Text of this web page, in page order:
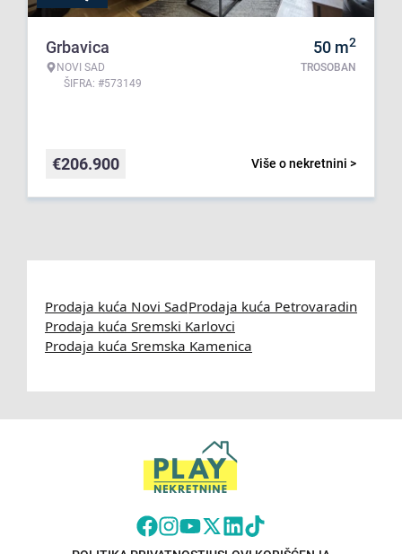
Grbavica
NOVI SAD
ŠIFRA: #573149
50 m2
TROSOBAN
Više o nekretnini >
€206.900
Prodaja kuća Novi SadProdaja kuća Petrovaradin
Prodaja kuća Sremski Karlovci
Prodaja kuća Sremska Kamenica